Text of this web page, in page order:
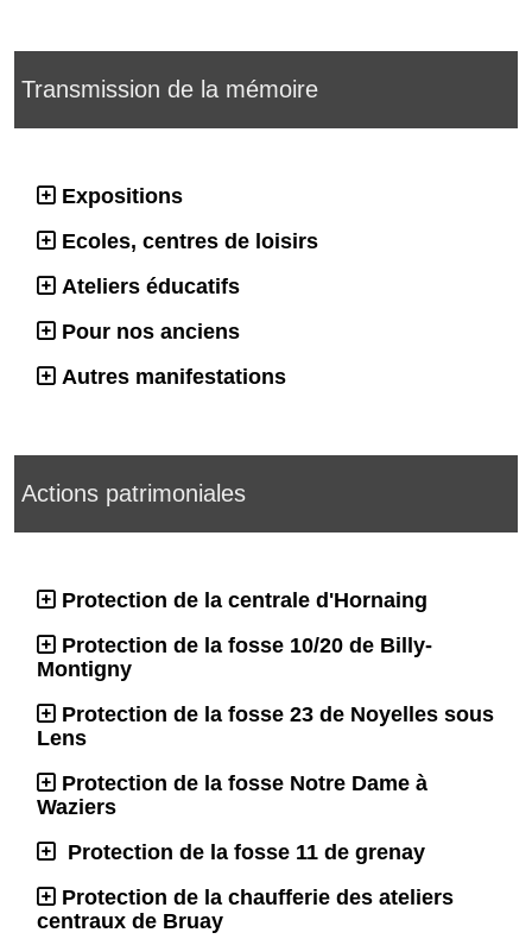
Transmission de la mémoire
Expositions
Ecoles, centres de loisirs
Ateliers éducatifs
Pour nos anciens
Autres manifestations
Actions patrimoniales
Protection de la centrale d'Hornaing
Protection de la fosse 10/20 de Billy-
Montigny
Protection de la fosse 23 de Noyelles sous
Lens
Protection de la fosse Notre Dame à
Waziers
Protection de la fosse 11 de grenay
Protection de la chaufferie des ateliers
centraux de Bruay